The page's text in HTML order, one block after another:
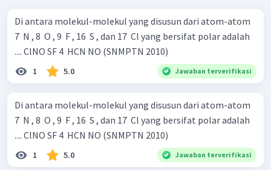
Di antara molekul-molekul yang disusun dari atom-atom
7 ​ N , 8 ​ O , 9 ​ F , 16 ​ S , dan 17 ​ Cl yang bersifat polar adalah
.... ClNO SF 4 ​ HCN NO (SNMPTN 2010)
1 5.0 Jawaban terverifikasi
Di antara molekul-molekul yang disusun dari atom-atom
7 ​ N , 8 ​ O , 9 ​ F , 16 ​ S , dan 17 ​ Cl yang bersifat polar adalah
.... ClNO SF 4 ​ HCN NO (SNMPTN 2010)
1 5.0 Jawaban terverifikasi